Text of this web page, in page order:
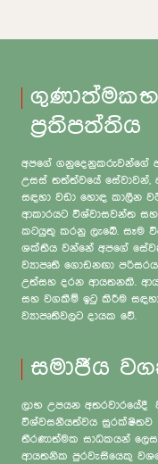
ප්‍රතිපත්තිය
අපගේ ගනුදෙනුකරුවන්ගේ
උසස් තත්ත්වයේ සේවාවන්,
සඳහා වඩා හොඳ කාලීන
ආකාරයට විශ්වාසවන්ත
කටයුතු කරනු ලැබේ. සෑම
ශක්තිය වන්නේ අපගේ
ව්‍යාපෘති ගොඩනඟා
උත්සහ දරන ආයතනකි.
සහ වගකීම් ඉටු කිරීම
ව්‍යාපෘතිවලට දායක වේ.
සමාජීය
ලාභ උපයන අතරවාරයේදී
විශ්වසනීයත්වය සුරක්ෂිතව
තීරණාත්මක සාධකයන්
ආයතනික පුරවැසියෙකු